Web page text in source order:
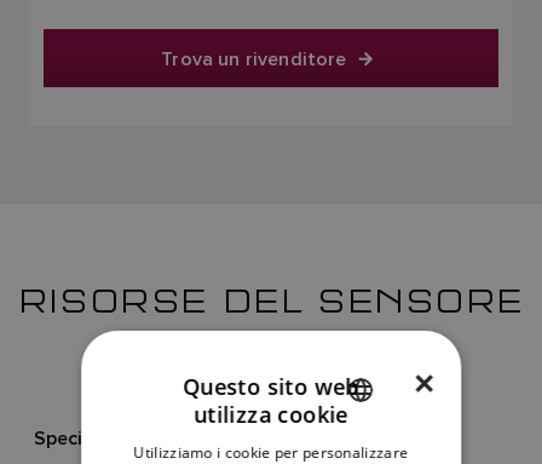
Trova un rivenditore
RISORSE DEL SENSORE
EV-2
Specifiche
ENGLISH
×
Questo sito web
utilizza cookie
Utilizziamo i cookie per personalizzare